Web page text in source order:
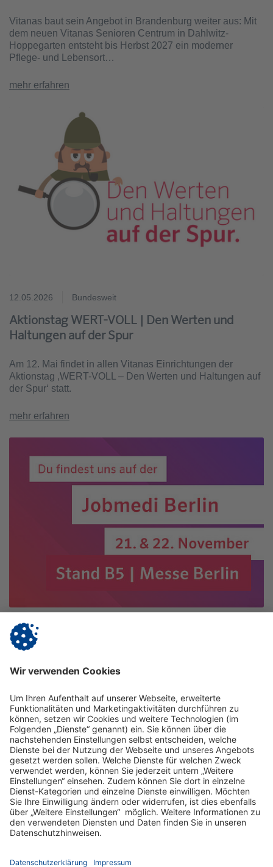
Vitanas baut sein Angebot in Brandenburg weiter aus: Mit
dem neuen Vitanas Senioren Centrum in Dahlwitz-
Hoppegarten entsteht bis Herbst 2027 ein moderner
Pflege- und Lebensort…
mehr erfahren
12.05.2026 Bundesweit
Aktionstag WERT-VOLL | Den Werten und
Haltungen auf der Spur
Am 12. Mai findet in allen Vitanas Einrichtungen der
Aktionstag ‚WERT-VOLL – Den Werten und Haltungen auf
der Spur‘ statt.
mehr erfahren
12.11.2025
Vitanas auf der Jobmedi Berlin | 21. & 22.
November
Besuch uns auf der Jobmedi in Berlin am Stand B5!
mehr erfahren
Datenschutz